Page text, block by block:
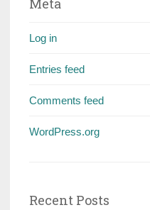
Meta
Log in
Entries feed
Comments feed
WordPress.org
Recent Posts